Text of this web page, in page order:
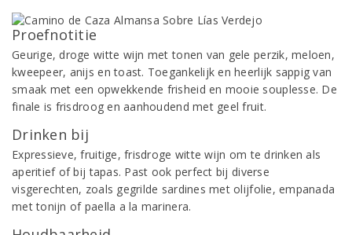
Proefnotitie
Geurige, droge witte wijn met tonen van gele perzik, meloen,
kweepeer, anijs en toast. Toegankelijk en heerlijk sappig van
smaak met een opwekkende frisheid en mooie souplesse. De
finale is frisdroog en aanhoudend met geel fruit.
Drinken bij
Expressieve, fruitige, frisdroge witte wijn om te drinken als
aperitief of bij tapas. Past ook perfect bij diverse
visgerechten, zoals gegrilde sardines met olijfolie, empanada
met tonijn of paella a la marinera.